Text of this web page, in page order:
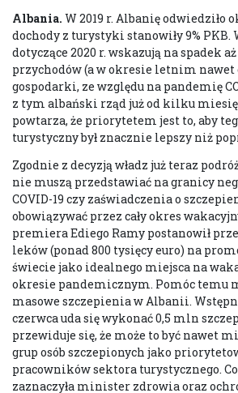
Albania. W 2019 r. Albanię odwiedziło
dochody z turystyki stanowiły 9%
dotyczące 2020 r. wskazują na spadek aż
przychodów (a w okresie letnim nawet
gospodarki, ze względu na pandemię
z tym albański rząd już od kilku
powtarza, że priorytetem jest to, aby
turystyczny był znacznie lepszy niż
Zgodnie z decyzją władz już teraz
nie muszą przedstawiać na granicy
COVID-19 czy zaświadczenia o
obowiązywać przez cały okres
premiera Ediego Ramy postanowił
leków (ponad 800 tysięcy euro) na
świecie jako idealnego miejsca na
okresie pandemicznym. Pomóc temu
masowe szczepienia w Albanii.
czerwca uda się wykonać 0,5 mln
przewiduje się, że może to być nawet
grup osób szczepionych jako
pracowników sektora turystycznego.
zaznaczyła minister zdrowia oraz